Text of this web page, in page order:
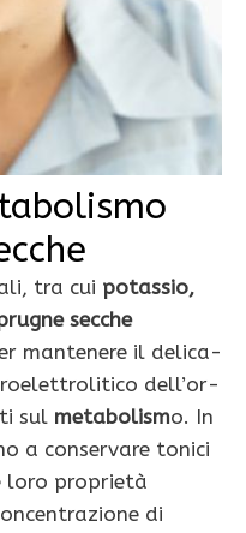
tra cui potassio,
secche
mantenere il delica­
dell’or­
sul metabolismo. In
a conservare tonici
loro proprietà
di